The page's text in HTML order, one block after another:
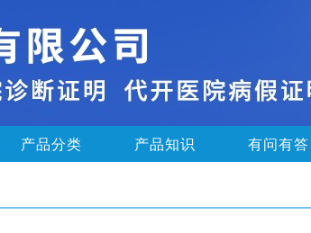
产品分类 产品知识 有问有答